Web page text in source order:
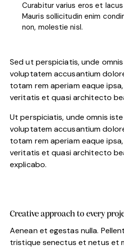
Curabitur varius eros et
Mauris sollicitudin enim
non, molestie nisl.
Sed ut perspiciatis, unde
voluptatem accusantium
totam rem aperiam eaque
veritatis et quasi architecto
Ut perspiciatis, unde omnis
voluptatem accusantium
totam rem aperiam eaque
veritatis et quasi architecto
explicabo.
Creative approach to every
Aenean et egestas nulla.
tristique senectus et netus et